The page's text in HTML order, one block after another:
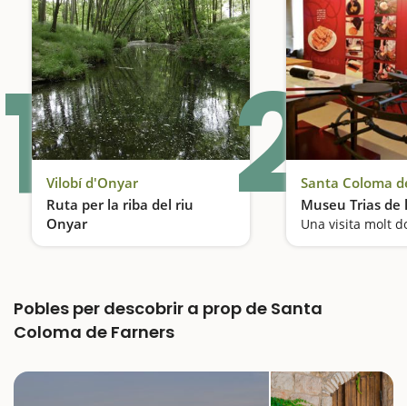
1Vilobí d'Onyar
Ruta per la riba del riu
Onyar
Passeig entre rius, gorgs i boscos
2Santa Coloma
Museu Trias de
Una visita molt
Pobles per descobrir a prop de Santa
Coloma de Farners